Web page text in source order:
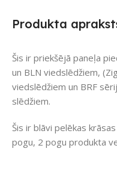
Produkta
Šis ir priekšējā paneļa
un BLN viedslēdžiem,
viedslēdžiem un BRF
slēdžiem.
Šis ir blāvi pelēkas
pogu, 2 pogu produkta